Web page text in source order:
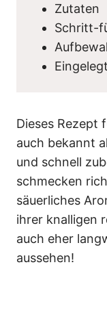
Zutaten
Schritt-
Dieses Rezept
auch bekannt
und schnell
schmecken
säuerliches
ihrer knalligen
auch eher
aussehen!